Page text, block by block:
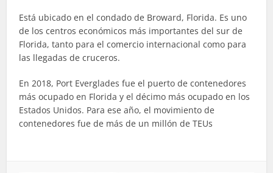
Está ubicado en el condado de Broward, Florida. Es uno
de los centros económicos más importantes del sur de
Florida, tanto para el comercio internacional como para
las llegadas de cruceros.
En 2018, Port Everglades fue el puerto de contenedores
más ocupado en Florida y el décimo más ocupado en los
Estados Unidos. Para ese año, el movimiento de
contenedores fue de más de un millón de TEUs